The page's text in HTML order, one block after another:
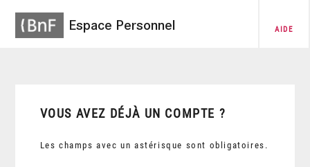
Espace Personnel AIDE
VOUS AVEZ DÉJÀ UN COMPTE ?
Les champs avec un astérisque sont obligatoires.